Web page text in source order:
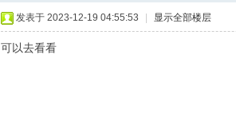
发表于 2023-12-19 04:55:53 显示全部楼层
可以去看看